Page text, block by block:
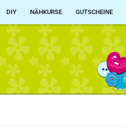
DIY NÄHKURSE GUTSCHEINE